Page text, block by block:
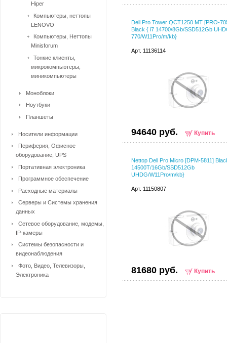
Dell Pro Tower QCT1250 MT [PRO-
Black { i7 14700/8Gb/SSD512Gb
770/W11Pro/m/kb}
Арт. 11136114
94640 руб. Купить
Nettop Dell Pro Micro [DPM-5811]
14500T/16Gb/SSD512Gb
UHDG/W11Pro/m/kb}
Арт. 11150807
81680 руб. Купить
Hiper
Компьютеры, неттопы
LENOVO
Компьютеры, Неттопы
Minisforum
Тонкие клиенты,
микрокомпьютеры,
миникомпьютеры
Моноблоки
Ноутбуки
Планшеты
Носители информации
Периферия, Офисное
оборудование, UPS
Портативная электроника
Программное обеспечение
Расходные материалы
Серверы и Системы хранения
данных
Сетевое оборудование, модемы,
IP-камеры
Системы безопасности и
видеонаблюдения
Фото, Видео, Телевизоры,
Электроника